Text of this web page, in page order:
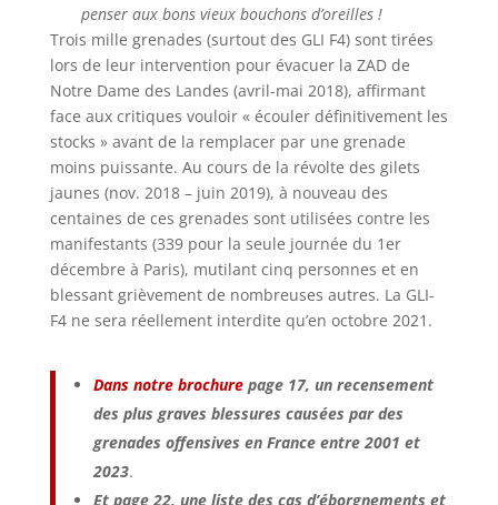
penser aux bons vieux bouchons d’oreilles !
Trois mille grenades (surtout des GLI F4) sont tirées
lors de leur intervention pour évacuer la ZAD de
Notre Dame des Landes (avril-mai 2018), affirmant
face aux critiques vouloir « écouler définitivement les
stocks » avant de la remplacer par une grenade
moins puissante. Au cours de la révolte des gilets
jaunes (nov. 2018 – juin 2019), à nouveau des
centaines de ces grenades sont utilisées contre les
manifestants (339 pour la seule journée du 1er
décembre à Paris), mutilant cinq personnes et en
blessant grièvement de nombreuses autres. La GLI-
F4 ne sera réellement interdite qu’en octobre 2021.
Dans notre brochurepage 17, un recensement
des plus graves blessures causées par des
grenades offensives en France entre 2001 et
2023.
Et page 22, une liste des cas d’éborgnements et